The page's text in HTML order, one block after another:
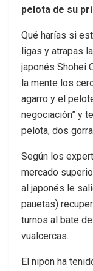
pelota de su
Qué harías si
ligas y atrapas
japonés Shohei
la mente los
agarro y el
negociación” y
pelota, dos
Según los
mercado
al japonés le
pauetas)
turnos al bate
vualcercas.
El nipon ha